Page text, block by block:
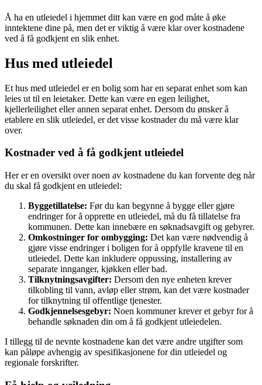
Å ha en utleiedel i hjemmet ditt kan være en god måte å øke
inntektene dine på, men det er viktig å være klar over kostnadene
ved å få godkjent en slik enhet.
Hus med utleiedel
Et hus med utleiedel er en bolig som har en separat enhet som kan
leies ut til en leietaker. Dette kan være en egen leilighet,
kjellerleilighet eller annen separat enhet. Dersom du ønsker å
etablere en slik utleiedel, er det visse kostnader du må være klar
over.
Kostnader ved å få godkjent utleiedel
Her er en oversikt over noen av kostnadene du kan forvente deg når
du skal få godkjent en utleiedel:
Byggetillatelse: Før du kan begynne å bygge eller gjøre
endringer for å opprette en utleiedel, må du få tillatelse fra
kommunen. Dette kan innebære en søknadsavgift og gebyrer.
Omkostninger for ombygging: Det kan være nødvendig å
gjøre visse endringer i boligen for å oppfylle kravene til en
utleiedel. Dette kan inkludere oppussing, installering av
separate innganger, kjøkken eller bad.
Tilknytningsavgifter: Dersom den nye enheten krever
tilkobling til vann, avløp eller strøm, kan det være kostnader
for tilknytning til offentlige tjenester.
Godkjennelsesgebyr: Noen kommuner krever et gebyr for å
behandle søknaden din om å få godkjent utleiedelen.
I tillegg til de nevnte kostnadene kan det være andre utgifter som
kan påløpe avhengig av spesifikasjonene for din utleiedel og
regionale forskrifter.